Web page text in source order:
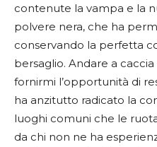
contenute la vampa e la
polvere nera, che ha
conservando la perfetta
bersaglio. Andare a
fornirmi l’opportunità di
ha anzitutto radicato la
luoghi comuni che le
da chi non ne ha